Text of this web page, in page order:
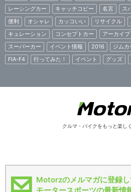
レーシングカー
キャッチコピー 名言 ス
便利
オシャレ カッコいい リサイクル
キュレーション
コンセプトカー アーカイブ
スーパーカー
イベント情報 2016 ジムカ
FIA-F4
行ってみた！ イベント グッズ
クルマ・バイクをもっと楽し
Motorzのメルマガに登録し